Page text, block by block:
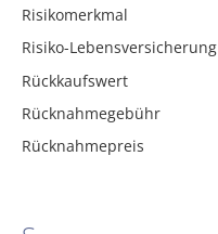
Risikomerkmal
Risiko-Lebensversicherung
Rückkaufswert
Rücknahmegebühr
Rücknahmepreis